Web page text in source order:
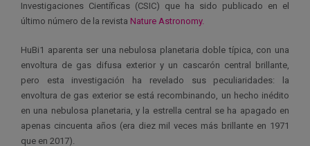
Investigaciones Científicas (CSIC) que ha sido publicado en el
último número de la revista Nature Astronomy.
HuBi1 aparenta ser una nebulosa planetaria doble típica, con una
envoltura de gas difusa exterior y un cascarón central brillante,
pero esta investigación ha revelado sus peculiaridades: la
envoltura de gas exterior se está recombinando, un hecho inédito
en una nebulosa planetaria, y la estrella central se ha apagado en
apenas cincuenta años (era diez mil veces más brillante en 1971
que en 2017).